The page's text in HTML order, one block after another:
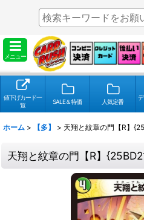
メニュー
値下げカード一
覧
SALE＆特価 人気定番
ホーム > 【多】 > 天翔と紋章の門【R】
天翔と紋章の門【R】